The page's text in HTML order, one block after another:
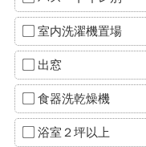
室内洗濯機置場
出窓
食器洗乾燥機
浴室２坪以上